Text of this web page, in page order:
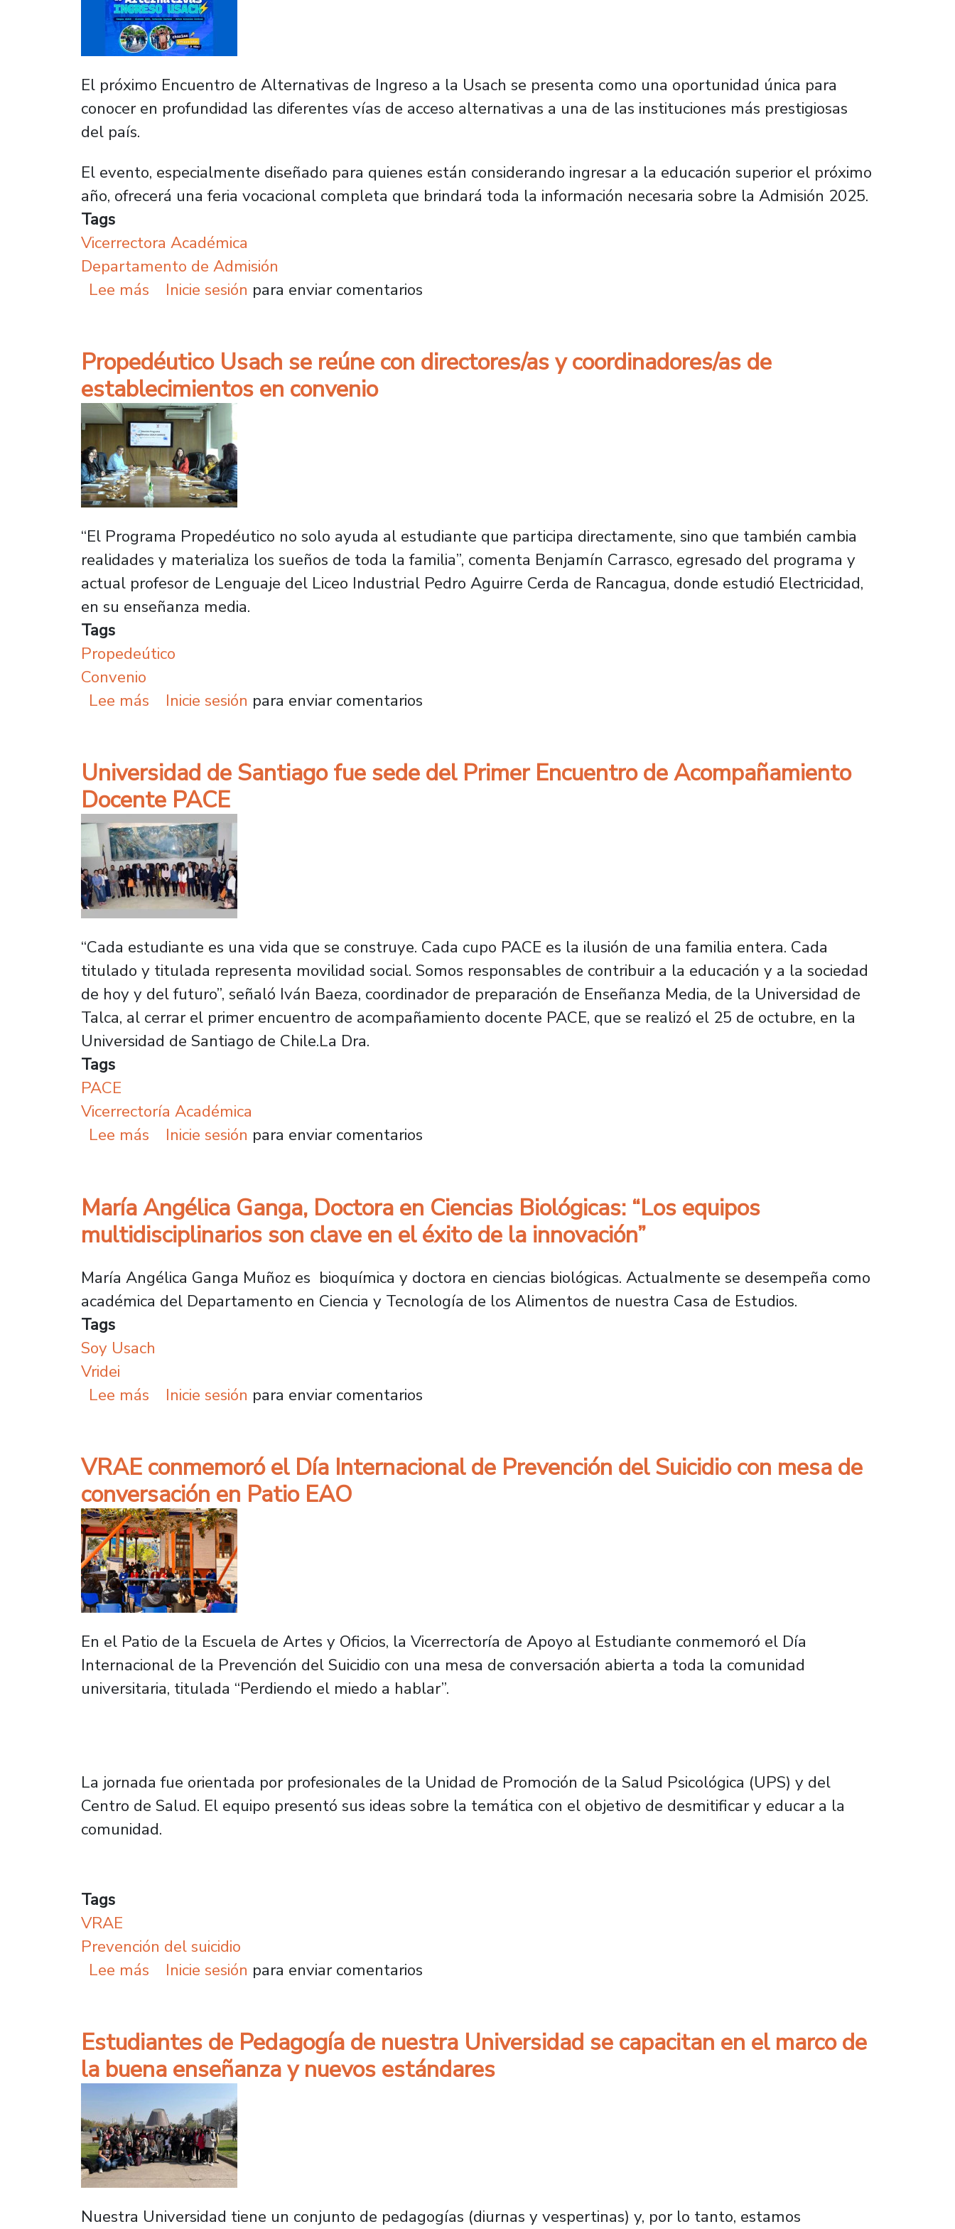
El próximo Encuentro de Alternativas de Ingreso a la Usach se presenta como una oportunidad única para
conocer en profundidad las diferentes vías de acceso alternativas a una de las instituciones más prestigiosas
del país.
El evento, especialmente diseñado para quienes están considerando ingresar a la educación superior el próximo
año, ofrecerá una feria vocacional completa que brindará toda la información necesaria sobre la Admisión 2025.
Tags
Vicerrectora Académica
Departamento de Admisión
Lee más sobre Plantel lanza el Encuentro de Alternativas de Ingreso: los cupos que van más allá del puntaje PAES
Inicie sesión para enviar comentarios
Propedéutico Usach se reúne con directores/as y coordinadores/as de
establecimientos en convenio
“El Programa Propedéutico no solo ayuda al estudiante que participa directamente, sino que también cambia
realidades y materializa los sueños de toda la familia”, comenta Benjamín Carrasco, egresado del programa y
actual profesor de Lenguaje del Liceo Industrial Pedro Aguirre Cerda de Rancagua, donde estudió Electricidad,
en su enseñanza media.
Tags
Propedeútico
Convenio
Lee más sobre Propedéutico Usach se reúne con directores/as y coordinadores/as de establecimientos en convenio
Inicie sesión para enviar comentarios
Universidad de Santiago fue sede del Primer Encuentro de Acompañamiento
Docente PACE
“Cada estudiante es una vida que se construye. Cada cupo PACE es la ilusión de una familia entera. Cada
titulado y titulada representa movilidad social. Somos responsables de contribuir a la educación y a la sociedad
de hoy y del futuro”, señaló Iván Baeza, coordinador de preparación de Enseñanza Media, de la Universidad de
Talca, al cerrar el primer encuentro de acompañamiento docente PACE, que se realizó el 25 de octubre, en la
Universidad de Santiago de Chile.La Dra.
Tags
PACE
Vicerrectoría Académica
Lee más sobre Universidad de Santiago fue sede del Primer Encuentro de Acompañamiento Docente PACE
Inicie sesión para enviar comentarios
María Angélica Ganga, Doctora en Ciencias Biológicas: “Los equipos
multidisciplinarios son clave en el éxito de la innovación”
María Angélica Ganga Muñoz es bioquímica y doctora en ciencias biológicas. Actualmente se desempeña como
académica del Departamento en Ciencia y Tecnología de los Alimentos de nuestra Casa de Estudios.
Tags
Soy Usach
Vridei
Lee más sobre María Angélica Ganga, Doctora en Ciencias Biológicas: “Los equipos multidisciplinarios son clave en el éxito
Inicie sesión para enviar comentarios
VRAE conmemoró el Día Internacional de Prevención del Suicidio con mesa de
conversación en Patio EAO
En el Patio de la Escuela de Artes y Oficios, la Vicerrectoría de Apoyo al Estudiante conmemoró el Día
Internacional de la Prevención del Suicidio con una mesa de conversación abierta a toda la comunidad
universitaria, titulada “Perdiendo el miedo a hablar”.
La jornada fue orientada por profesionales de la Unidad de Promoción de la Salud Psicológica (UPS) y del
Centro de Salud. El equipo presentó sus ideas sobre la temática con el objetivo de desmitificar y educar a la
comunidad.
Tags
VRAE
Prevención del suicidio
Lee más sobre VRAE conmemoró el Día Internacional de Prevención del Suicidio con mesa de conversación en Patio EAO
Inicie sesión para enviar comentarios
Estudiantes de Pedagogía de nuestra Universidad se capacitan en el marco de
la buena enseñanza y nuevos estándares
Nuestra Universidad tiene un conjunto de pedagogías (diurnas y vespertinas) y, por lo tanto, estamos